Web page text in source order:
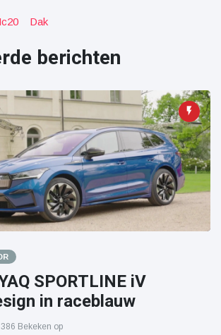
Dak
berichten
SPORTLINE iV
in raceblauw
386 Bekeken op